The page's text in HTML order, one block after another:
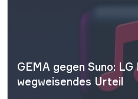
GEMA gegen Suno:
wegweisendes Urteil